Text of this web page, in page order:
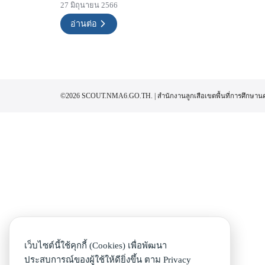
27 มิถุนายน 2566
อ่านต่อ
©2026 SCOUT.NMA6.GO.TH. | สำนักงานลูกเสือเขตพื้นที่การศึกษาน
เว็บไซต์นี้ใช้คุกกี้ (Cookies) เพื่อพัฒนา
ประสบการณ์ของผู้ใช้ให้ดียิ่งขึ้น ตาม Privacy